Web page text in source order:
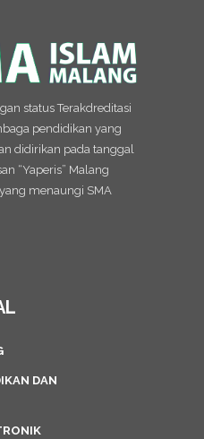
status Terakdreditasi
pendidikan yang
didirikan pada tanggal
“Yaperis” Malang
menaungi SMA
DAN